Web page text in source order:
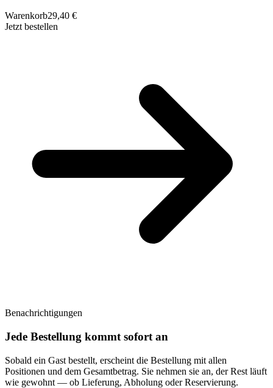
Warenkorb29,40 €
Jetzt bestellen
Benachrichtigungen
Jede Bestellung kommt sofort an
Sobald ein Gast bestellt, erscheint die Bestellung mit allen
Positionen und dem Gesamtbetrag. Sie nehmen sie an, der Rest läuft
wie gewohnt — ob Lieferung, Abholung oder Reservierung.